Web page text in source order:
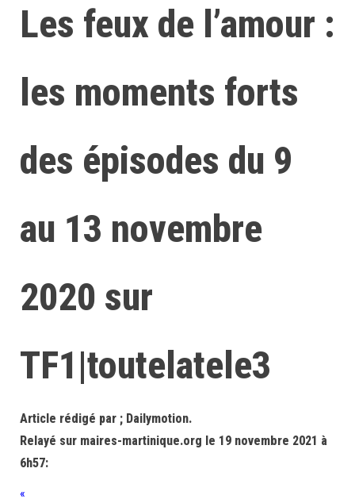
Les feux de l’amour :
les moments forts
des épisodes du 9
au 13 novembre
2020 sur
TF1|toutelatele3
Article rédigé par ; Dailymotion.
Relayé sur maires-martinique.org le 19 novembre 2021 à
6h57:
«